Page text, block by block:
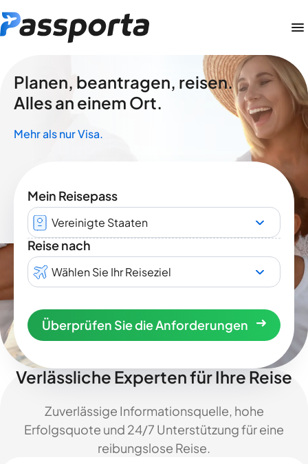
Planen, beantragen, reisen.
Alles an einem Ort.
Mehr als nur Visa.
Mein Reisepass
Vereinigte Staaten
Reise nach
Wählen Sie Ihr Reiseziel
Überprüfen Sie die Anforderungen
Verlässliche Experten für Ihre Reise
Zuverlässige Informationsquelle, hohe
Erfolgsquote und 24/7 Unterstützung für eine
reibungslose Reise.